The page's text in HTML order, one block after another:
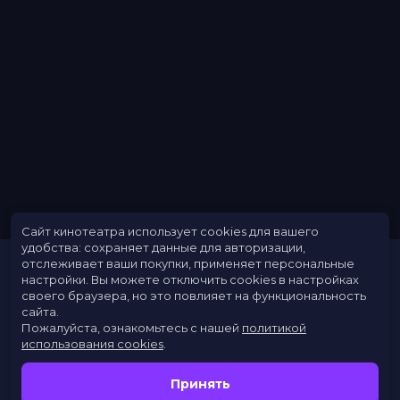
Расписание
Скоро в кино
Сайт кинотеатра использует cookies для вашего
удобства: сохраняет данные для авторизации,
отслеживает ваши покупки, применяет персональные
настройки. Вы можете отключить cookies в настройках
своего браузера, но это повлияет на функциональность
сайта.
Пожалуйста, ознакомьтесь с нашей политикой
использования cookies
Принять